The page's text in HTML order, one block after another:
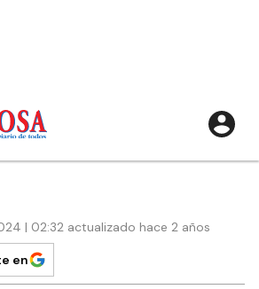
| 02:32 actualizado hace 2 años
en